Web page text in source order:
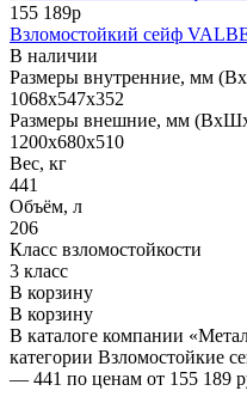
155 189р
Взломостойкий сейф
В наличии
Размеры внутренние, мм
1068x547x352
Размеры внешние, мм
1200x680x510
Вес, кг
441
Объём, л
206
Класс взломостойкости
3 класс
В корзину
В корзину
В каталоге компании
категории Взломостойкие
— 441 по ценам от 155 189